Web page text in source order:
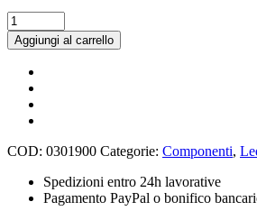
Display
LED
a
segmenti
rosso
0,56
con
cifra
quantità
Aggiungi al carrello
COD: 0301900 Categorie: Componenti,
Spedizioni entro 24h lavorative
Pagamento PayPal o bonifico